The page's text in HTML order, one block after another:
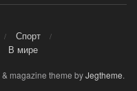
Спорт
В мире
magazine theme byJegtheme.